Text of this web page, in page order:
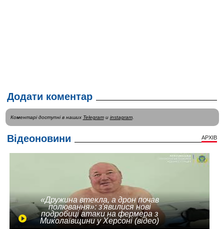
Додати коментар
Коментарі доступні в наших Telegramи instagram.
Відеоновини АРХІВ
«Дружина втекла, а дрон почав
полювання»: з'явилися нові
подробиці атаки на фермера з
Миколаївщини у Херсоні (відео)